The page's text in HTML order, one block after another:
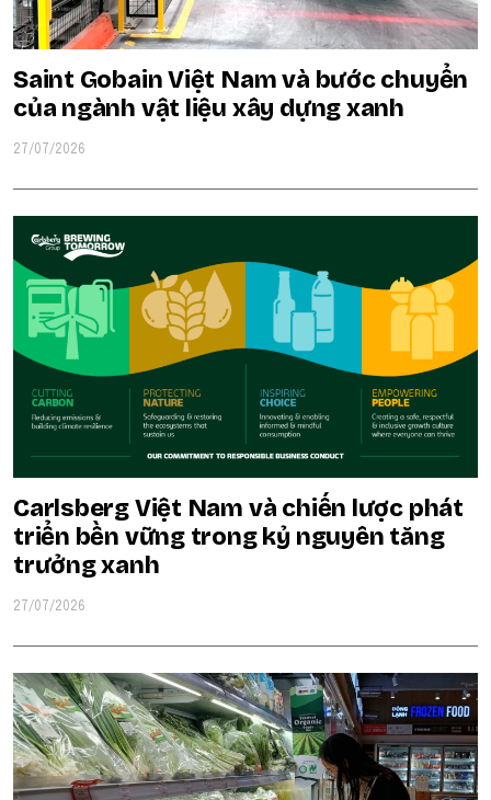
Saint Gobain Việt Nam và bước chuyển
của ngành vật liệu xây dựng xanh
27/07/2026
Carlsberg Việt Nam và chiến lược phát
triển bền vững trong kỷ nguyên tăng
trưởng xanh
27/07/2026